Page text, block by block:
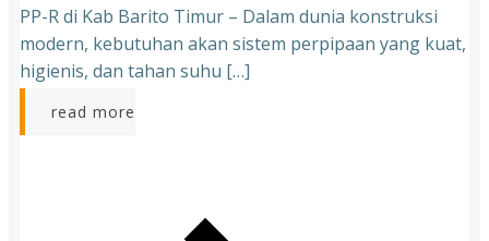
PP-R di Kab Barito Timur – Dalam dunia konstruksi
modern, kebutuhan akan sistem perpipaan yang kuat,
higienis, dan tahan suhu […]
read more